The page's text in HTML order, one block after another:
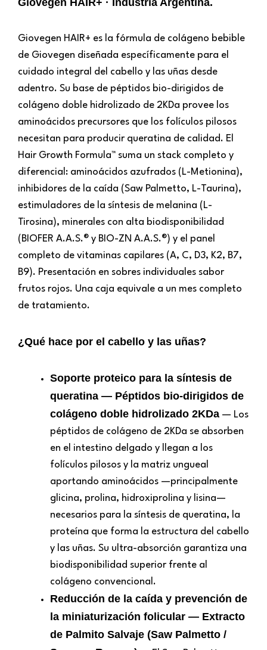
Giovegen HAIR+ es la fórmula de colágeno bebible
de Giovegen diseñada específicamente para el
cuidado integral del cabello y las uñas desde
adentro. Su base de péptidos bio-dirigidos de
colágeno doble hidrolizado de 2KDa provee los
aminoácidos precursores que los folículos pilosos
necesitan para producir queratina de calidad. El
Hair Growth Formula™ suma un stack completo y
diferencial: aminoácidos azufrados (L-Metionina),
inhibidores de la caída (Saw Palmetto, L-Taurina),
estimuladores de la síntesis de melanina (L-
Tirosina), minerales con alta biodisponibilidad
(BIOFER A.A.S.® y BIO-ZN A.A.S.®) y el panel
completo de vitaminas capilares (A, C, D3, K2, B7,
B9). Presentación en sobres individuales sabor
frutos rojos. Una caja equivale a un mes completo
de tratamiento.
¿Qué hace por el cabello y las uñas?
Soporte proteico para la síntesis de
queratina — Péptidos bio-dirigidos de
colágeno doble hidrolizado 2KDa — Los
péptidos de colágeno de 2KDa se absorben
en el intestino delgado y llegan a los
folículos pilosos y la matriz ungueal
aportando aminoácidos —principalmente
glicina, prolina, hidroxiprolina y lisina—
necesarios para la síntesis de queratina, la
proteína que forma la estructura del cabello
y las uñas. Su ultra-absorción garantiza una
biodisponibilidad superior frente al
colágeno convencional.
Reducción de la caída y prevención de
la miniaturización folicular — Extracto
de Palmito Salvaje (Saw Palmetto /